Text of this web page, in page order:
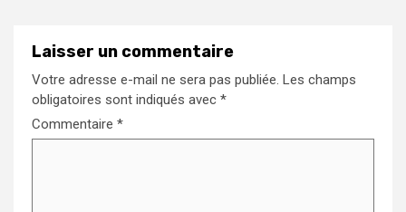
Laisser un commentaire
Votre adresse e-mail ne sera pas publiée. Les champs
obligatoires sont indiqués avec *
Commentaire *